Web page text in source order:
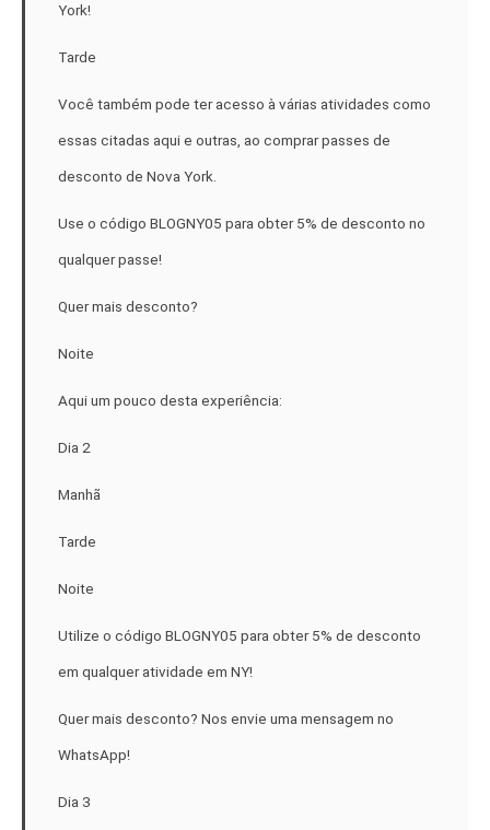
York!
Tarde
Você também pode ter acesso à várias atividades como
essas citadas aqui e outras, ao comprar passes de
desconto de Nova York.
Use o código BLOGNY05 para obter 5% de desconto no
qualquer passe!
Quer mais desconto?
Noite
Aqui um pouco desta experiência:
Dia 2
Manhã
Tarde
Noite
Utilize o código BLOGNY05 para obter 5% de desconto
em qualquer atividade em NY!
Quer mais desconto? Nos envie uma mensagem no
WhatsApp!
Dia 3